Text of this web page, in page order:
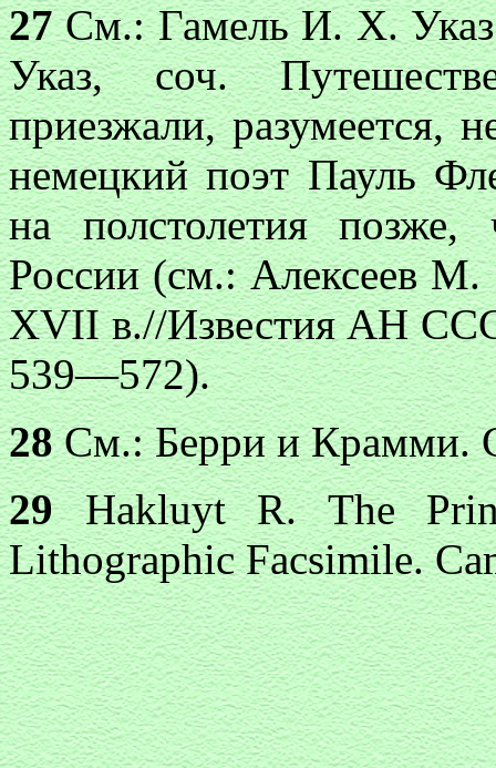
27См.: Гамель И. X.
Указ, соч.
приезжали, разумеется,
немецкий поэт Пауль
на полстолетия позже,
России (см.: Алексеев
XVII в.//Известия АН
539—572).
28См.: Берри и Крамми.
29Hakluyt R. The
Lithographic Facsimile.